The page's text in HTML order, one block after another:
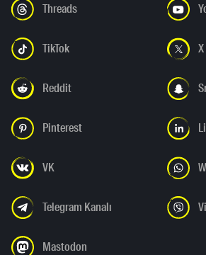
Threads
TikTok
Reddit
Pinterest
VK
Telegram Kanalı
Mastodon